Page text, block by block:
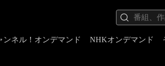
ンネル！オンデマンド NHKオンデマンド